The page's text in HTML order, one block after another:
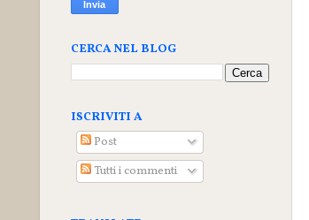
CERCA NEL BLOG
ISCRIVITI A
Post
Tutti i commenti